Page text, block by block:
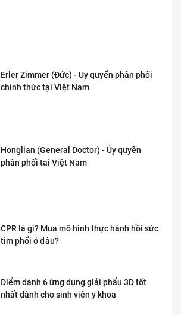
Erler Zimmer (Đức) - Uy quyển phân phối
chính thức tại Việt Nam
Honglian (General Doctor) - Ủy quyền
phân phối tai Việt Nam
CPR là gì? Mua mô hình thực hành hồi sức
tim phổi ở đâu?
Điểm danh 6 ứng dụng giải phẩu 3D tốt
nhất dành cho sinh viên y khoa